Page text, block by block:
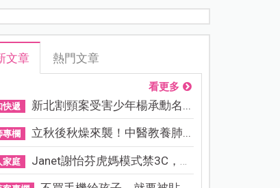
文章 熱門文章
看更多
快遞 新北割頸案受害少年楊承勳名...
專欄 立秋後秋燥來襲！中醫教養肺...
家庭 Janet謝怡芬虎媽模式禁3C，看...